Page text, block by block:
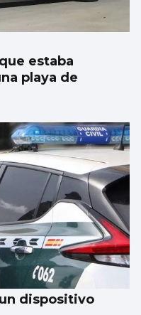
estaba
playa de
dispositivo